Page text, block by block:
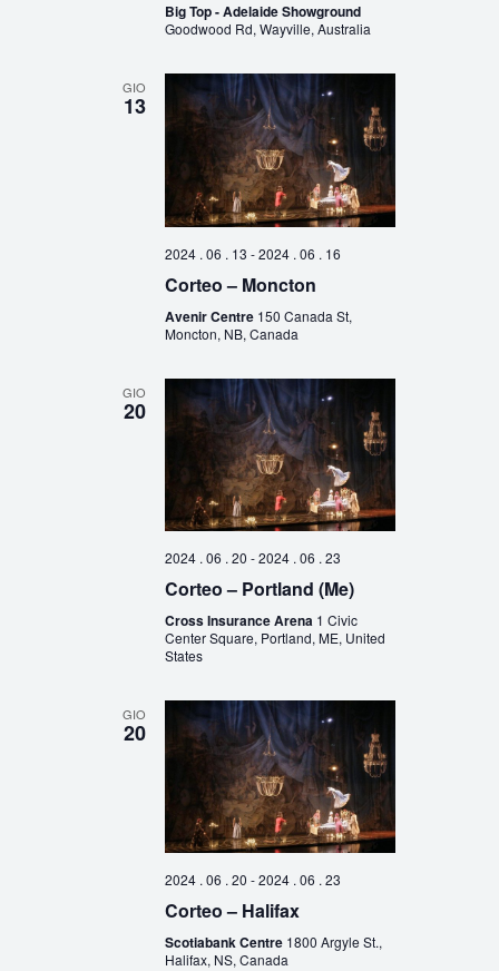
Big Top - Adelaide Showground
Goodwood Rd, Wayville, Australia
GIO
13
2024 . 06 . 13 -2024 . 06 . 16
Corteo – Moncton
Avenir Centre 150 Canada St,
Moncton, NB, Canada
GIO
20
2024 . 06 . 20 -2024 . 06 . 23
Corteo – Portland (Me)
Cross Insurance Arena 1 Civic
Center Square, Portland, ME, United
States
GIO
20
2024 . 06 . 20 -2024 . 06 . 23
Corteo – Halifax
Scotiabank Centre 1800 Argyle St.,
Halifax, NS, Canada